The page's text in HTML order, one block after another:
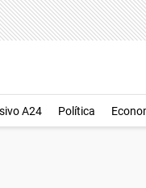
A24 Política